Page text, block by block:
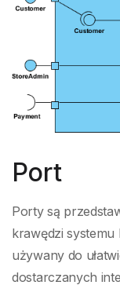
Port
Porty są
krawędzi
używany do
dostarczanych